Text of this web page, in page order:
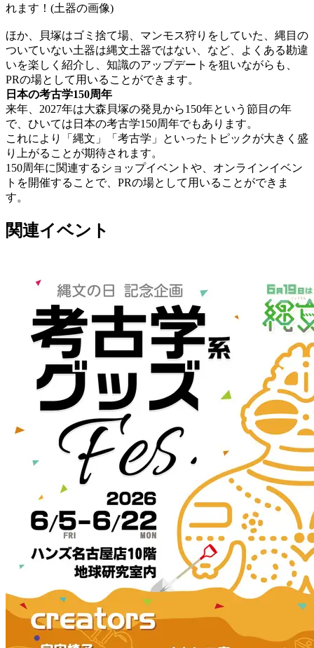
れます！(土器の画像)
ほか、貝塚はゴミ捨て場、マンモス狩りをしていた、縄目の
ついていない土器は縄文土器ではない、など、よくある勘違
いを楽しく紹介し、知識のアップデートを狙いながらも、
PRの場として用いることができます。
日本の考古学150周年
来年、2027年は大森貝塚の発見から150年という節目の年
で、ひいては日本の考古学150周年でもあります。
これにより「縄文」「考古学」といったトピックが大きく盛
り上がることが期待されます。
150周年に関連するショップイベントや、オンラインイベン
トを開催することで、PRの場として用いることができま
す。
関連イベント